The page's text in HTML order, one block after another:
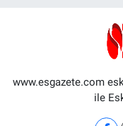
www.esgazete.com
ile